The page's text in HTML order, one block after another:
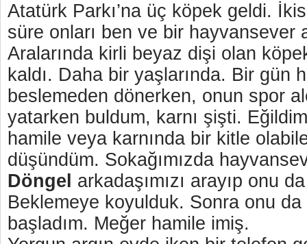
Atatürk Parkı’na üç köpek geldi.
süre onları ben ve bir hayvansever
Aralarında kirli beyaz dişi olan
kaldı. Daha bir yaşlarında. Bir gün
beslemeden dönerken, onun spor
yatarken buldum, karnı şişti.
hamile veya karnında bir kitle
düşündüm. Sokağımızda
Döngel arkadaşımızı arayıp onu
Beklemeye koyulduk. Sonra onu
başladım. Meğer hamile imiş.